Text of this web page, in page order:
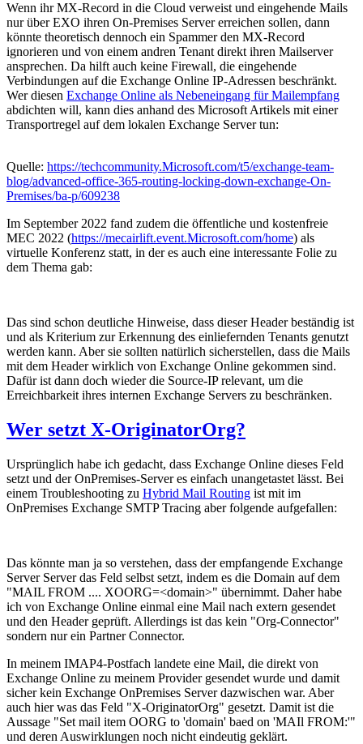
Wenn ihr MX-Record in die Cloud verweist und eingehende Mails
nur über EXO ihren On-Premises Server erreichen sollen, dann
könnte theoretisch dennoch ein Spammer den MX-Record
ignorieren und von einem andren Tenant direkt ihren Mailserver
ansprechen. Da hilft auch keine Firewall, die eingehende
Verbindungen auf die Exchange Online IP-Adressen beschränkt.
Wer diesen Exchange Online als Nebeneingang für Mailempfang
abdichten will, kann dies anhand des Microsoft Artikels mit einer
Transportregel auf dem lokalen Exchange Server tun:
Quelle: https://techcommunity.Microsoft.com/t5/exchange-team-
blog/advanced-office-365-routing-locking-down-exchange-On-
Premises/ba-p/609238
Im September 2022 fand zudem die öffentliche und kostenfreie
MEC 2022 (https://mecairlift.event.Microsoft.com/home) als
virtuelle Konferenz statt, in der es auch eine interessante Folie zu
dem Thema gab:
Das sind schon deutliche Hinweise, dass dieser Header beständig ist
und als Kriterium zur Erkennung des einliefernden Tenants genutzt
werden kann. Aber sie sollten natürlich sicherstellen, dass die Mails
mit dem Header wirklich von Exchange Online gekommen sind.
Dafür ist dann doch wieder die Source-IP relevant, um die
Erreichbarkeit ihres internen Exchange Servers zu beschränken.
Wer setzt X-OriginatorOrg?
Ursprünglich habe ich gedacht, dass Exchange Online dieses Feld
setzt und der OnPremises-Server es einfach unangetastet lässt. Bei
einem Troubleshooting zu Hybrid Mail Routing ist mit im
OnPremises Exchange SMTP Tracing aber folgende aufgefallen:
Das könnte man ja so verstehen, dass der empfangende Exchange
Server Server das Feld selbst setzt, indem es die Domain auf dem
"MAIL FROM .... XOORG=<domain>" übernimmt. Daher habe
ich von Exchange Online einmal eine Mail nach extern gesendet
und den Header geprüft. Allerdings ist das kein "Org-Connector"
sondern nur ein Partner Connector.
In meinem IMAP4-Postfach landete eine Mail, die direkt von
Exchange Online zu meinem Provider gesendet wurde und damit
sicher kein Exchange OnPremises Server dazwischen war. Aber
auch hier was das Feld "X-OriginatorOrg" gesetzt. Damit ist die
Aussage "Set mail item OORG to 'domain' baed on 'MAIl FROM:'"
und deren Auswirklungen noch nicht eindeutig geklärt.